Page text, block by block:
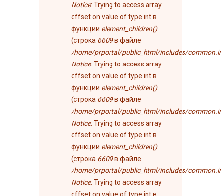
Notice: Trying to access array
offset on value of type int в
функции element_children()
(строка 6609в файле
/home/prportal/public_html/includes/
Notice: Trying to access array
offset on value of type int в
функции element_children()
(строка 6609в файле
/home/prportal/public_html/includes/
Notice: Trying to access array
offset on value of type int в
функции element_children()
(строка 6609в файле
/home/prportal/public_html/includes/
Notice: Trying to access array
offset on value of type int в